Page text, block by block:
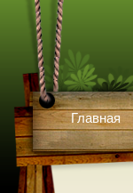
Главная